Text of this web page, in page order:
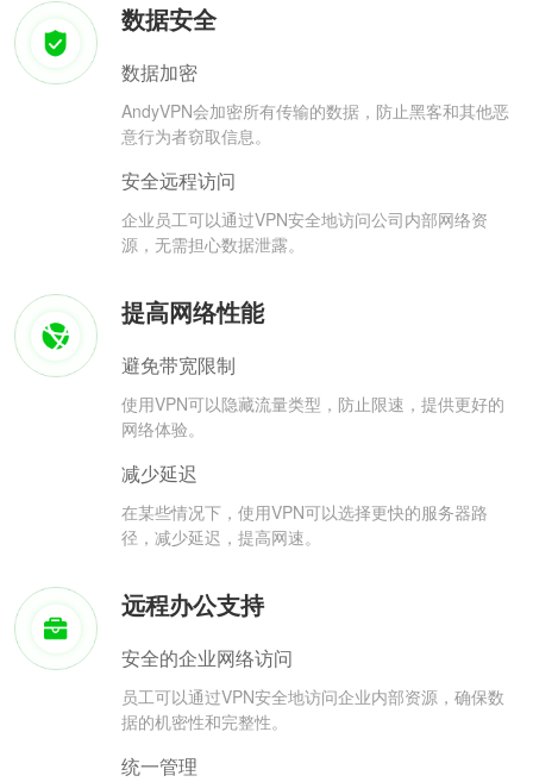
数据安全
数据加密
AndyVPN会加密所有传输的数据，防止黑客和其他恶
意行为者窃取信息。
安全远程访问
企业员工可以通过VPN安全地访问公司内部网络资
源，无需担心数据泄露。
提高网络性能
避免带宽限制
使用VPN可以隐藏流量类型，防止限速，提供更好的
网络体验。
减少延迟
在某些情况下，使用VPN可以选择更快的服务器路
径，减少延迟，提高网速。
远程办公支持
安全的企业网络访问
员工可以通过VPN安全地访问企业内部资源，确保数
据的机密性和完整性。
统一管理